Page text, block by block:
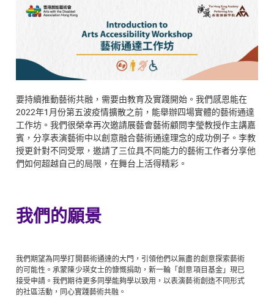
要持續推動藝術共融，需要由教育及實踐開始。我們感恩能在
2022年1月份第五波疫情擴散之前，能舉辦四場實體的藝術通達
工作坊。我們很榮幸再次邀請展藝會藝術顧問李瑩教授作主講嘉
賓，分享表演藝術中以創意融合藝術通達理念的成功例子。李教
授更針對不同受眾，邀請了三位具不同能力的藝術工作者分享他
們如何超越自己的局限，在舞台上活得精彩。
我們的願景
我們期望為同學打開藝術通達的大門，引領他們以無盡的創意探索藝術
的可能性。承蒙陳少瑛女士的慷慨捐助，新一輪「創意項目基金」現已
接受申請。我們期待更多同學能夠學以致用，以表演藝術創造不同形式
的社區活動，同心實踐藝術共融。​